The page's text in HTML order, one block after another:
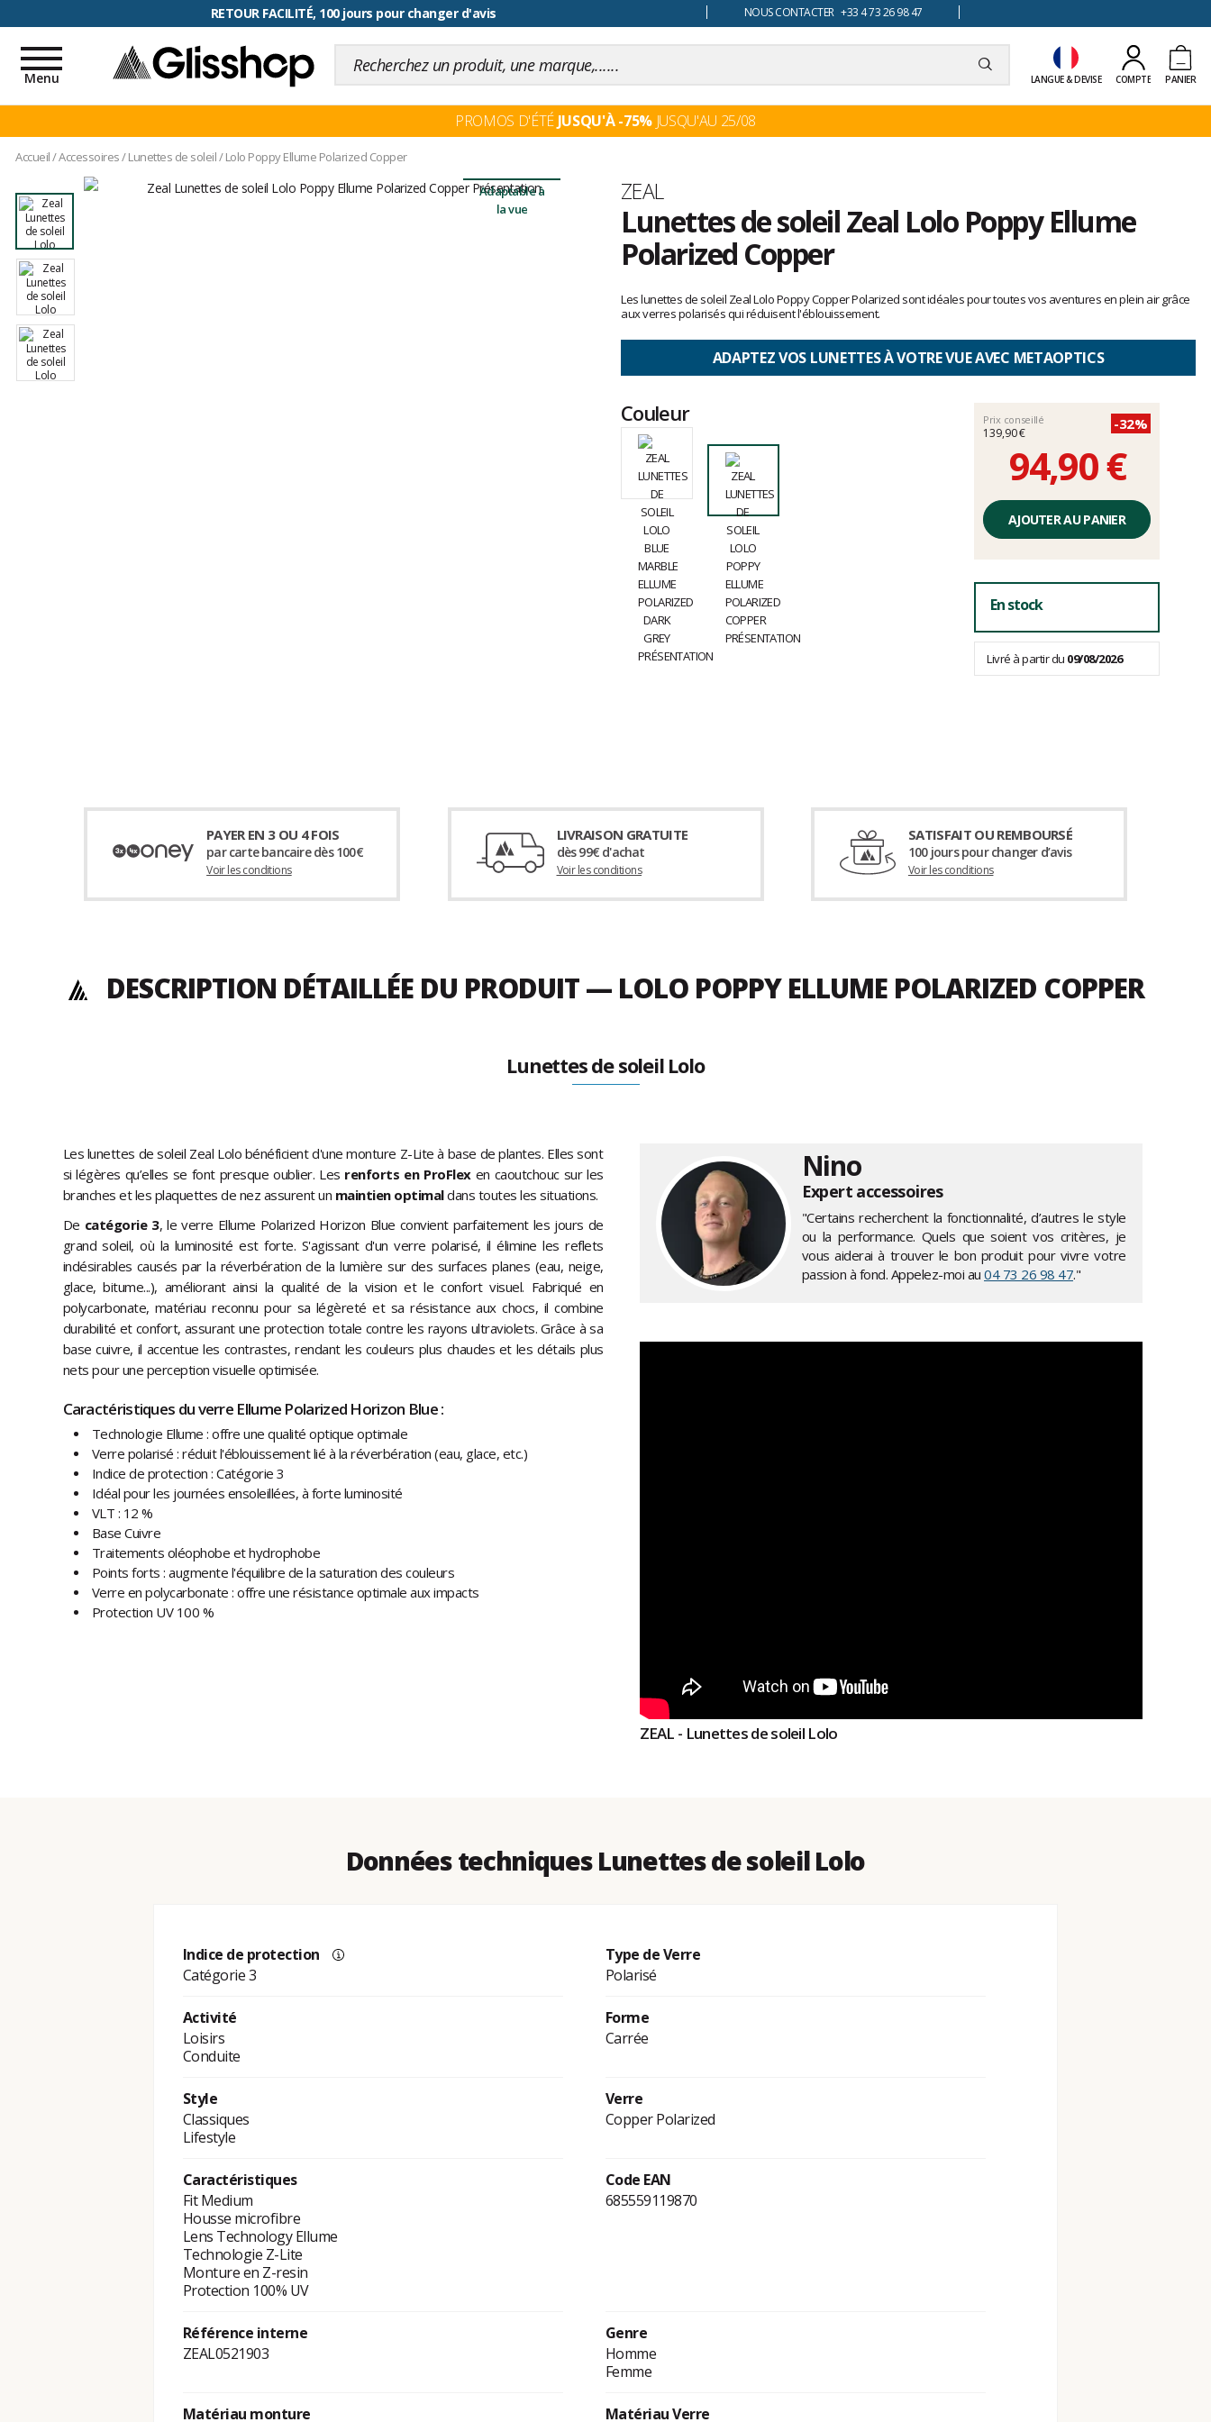
RETOUR FACILITÉ, 100 jours pour changer d'avis NOUS CONTACTER +33 4 73 26 98 47
LANGUE & DEVISE COMPTE PANIER
Toggle
navigation
Menu
PROMOS D'ÉTÉ JUSQU'À -75%JUSQU'AU 25/08
Accueil/Accessoires/Lunettes de soleil/Lolo Poppy Ellume Polarized Copper
Adaptable à
la vue
Marque
ZEAL
Lunettes de soleil Zeal Lolo Poppy Ellume
Polarized Copper
avis
clients
Les lunettes de soleil Zeal Lolo Poppy Copper Polarized sont idéales pour toutes vos aventures en plein air grâce
aux verres polarisés qui réduisent l'éblouissement.
ADAPTEZ VOS LUNETTES À VOTRE VUE AVEC METAOPTICS
Couleur Prix conseillé
139,90 €
-32%
94,90 €
Prix
unitaire,
hors
frais
AJOUTER AU PANIER
En stock
Livré à partir du 09/08/2026
PAYER EN 3 OU 4 FOIS
par carte bancaire dès 100€
Voir les conditions
LIVRAISON GRATUITE
dès 99€ d'achat
Voir les conditions
SATISFAIT OU REMBOURSÉ
100 jours pour changer d’avis
Voir les conditions
DESCRIPTION DÉTAILLÉE DU PRODUIT — LOLO POPPY ELLUME POLARIZED COPPER
Lunettes de soleil Lolo
Les lunettes de soleil Zeal Lolo bénéficient d'une monture Z-Lite à base de plantes. Elles sont
si légères qu’elles se font presque oublier. Les renforts en ProFlexen caoutchouc sur les
branches et les plaquettes de nez assurent un maintien optimaldans toutes les situations.
De catégorie 3, le verre Ellume Polarized Horizon Blue convient parfaitement les jours de
grand soleil, où la luminosité est forte. S'agissant d'un verre polarisé, il élimine les reflets
indésirables causés par la réverbération de la lumière sur des surfaces planes (eau, neige,
glace, bitume...), améliorant ainsi la qualité de la vision et le confort visuel. Fabriqué en
polycarbonate, matériau reconnu pour sa légèreté et sa résistance aux chocs, il combine
durabilité et confort, assurant une protection totale contre les rayons ultraviolets. Grâce à sa
base cuivre, il accentue les contrastes, rendant les couleurs plus chaudes et les détails plus
nets pour une perception visuelle optimisée.
Caractéristiques du verre Ellume Polarized Horizon Blue :
Technologie Ellume : offre une qualité optique optimale
Verre polarisé : réduit l'éblouissement lié à la réverbération (eau, glace, etc.)
Indice de protection : Catégorie 3
Idéal pour les journées ensoleillées, à forte luminosité
VLT : 12 %
Base Cuivre
Traitements oléophobe et hydrophobe
Points forts : augmente l'équilibre de la saturation des couleurs
Verre en polycarbonate : offre une résistance optimale aux impacts
Protection UV 100 %
Nino
Expert accessoires
"Certains recherchent la fonctionnalité, d’autres le style
ou la performance. Quels que soient vos critères, je
vous aiderai à trouver le bon produit pour vivre votre
passion à fond. Appelez-moi au 04 73 26 98 47."
ZEAL - Lunettes de soleil Lolo
Données techniques Lunettes de soleil Lolo
Indice de protection
Catégorie 3
Type de Verre
Polarisé
Activité
Loisirs
Conduite
Forme
Carrée
Style
Classiques
Lifestyle
Verre
Copper Polarized
Caractéristiques
Fit Medium
Housse microfibre
Lens Technology Ellume
Technologie Z-Lite
Monture en Z-resin
Protection 100% UV
Code EAN
685559119870
Référence interne
ZEAL0521903
Genre
Homme
Femme
Matériau monture Matériau Verre